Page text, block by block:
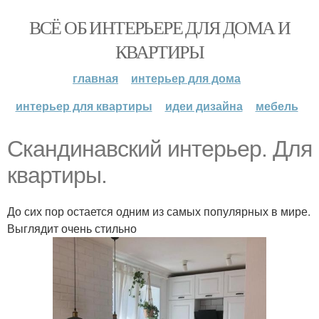
ВСЁ ОБ ИНТЕРЬЕРЕ ДЛЯ ДОМА И
КВАРТИРЫ
главная
интерьер для дома
интерьер для квартиры
идеи дизайна мебель
Скандинавский интерьер. Для
квартиры.
До сих пор остается одним из самых популярных в мире.
Выглядит очень стильно